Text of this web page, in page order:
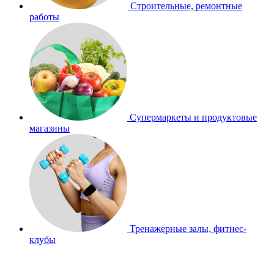
Строительные, ремонтные
работы
Супермаркеты и продуктовые
магазины
Тренажерные залы, фитнес-
клубы